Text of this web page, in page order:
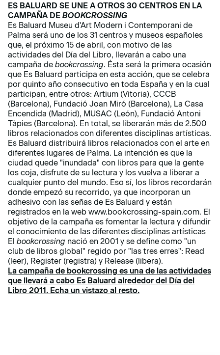
ES BALUARD SE UNE A OTROS 30 CENTROS EN LA
CAMPAÑA DE BOOKCROSSING
Es Baluard Museu d'Art Modern i Contemporani de
Palma será uno de los 31 centros y museos españoles
que, el próximo 15 de abril, con motivo de las
actividades del Día del Libro, llevarán a cabo una
campaña de bookcrossing. Ésta será la primera ocasión
que Es Baluard participa en esta acción, que se celebra
por quinto año consecutivo en toda España y en la cual
participan, entre otros: Artium (Vitoria), CCCB
(Barcelona), Fundació Joan Miró (Barcelona), La Casa
Encendida (Madrid), MUSAC (León), Fundació Antoni
Tàpies (Barcelona). En total, se liberarán más de 2.500
libros relacionados con diferentes disciplinas artísticas.
Es Baluard distribuirá libros relacionados con el arte en
diferentes lugares de Palma. La intención es que la
ciudad quede "inundada" con libros para que la gente
los coja, disfrute de su lectura y los vuelva a liberar a
cualquier punto del mundo. Eso sí, los libros recordarán
donde empezó su recorrido, ya que incorporan un
adhesivo con las señas de Es Baluard y están
registrados en la web www.bookcrossing-spain.com. El
objetivo de la campaña es fomentar la lectura y difundir
el conocimiento de las diferentes disciplinas artísticas
El bookcrossing nació en 2001 y se define como "un
club de libros global" regido por "las tres erres": Read
(leer), Register (registra) y Release (libera).
La campaña de bookcrossing es una de las actividades
que llevará a cabo Es Baluard alrededor del Día del
Libro 2011. Echa un vistazo al resto.